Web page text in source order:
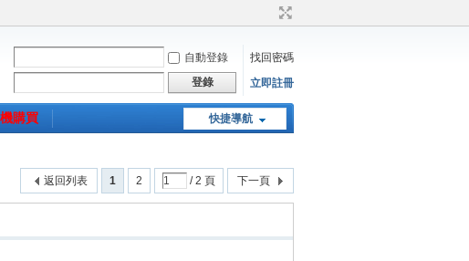
自動登錄
找回密碼
登錄 立即註冊
快捷導航
購買
1 2 / 2 頁 下一頁
返回列表